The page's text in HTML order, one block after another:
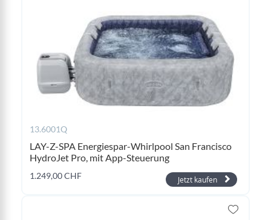
13.6001Q
LAY-Z-SPA Energiespar-Whirlpool San Francisco
HydroJet Pro, mit App-Steuerung
1.249,00 CHF Jetzt kaufen